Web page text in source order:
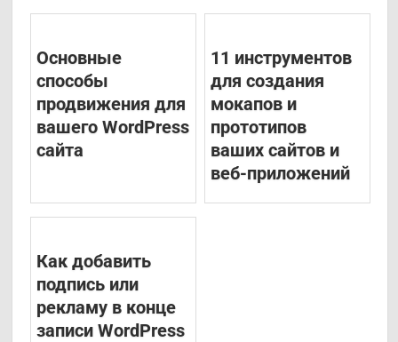
Основные
способы
продвижения для
вашего WordPress
сайта
11 инструментов
для создания
мокапов и
прототипов
ваших сайтов и
веб-приложений
Как добавить
подпись или
рекламу в конце
записи WordPress